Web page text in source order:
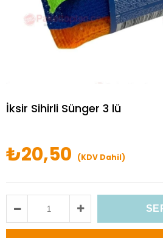
İksir Sihirli Sünger 3 lü
₺20,50 (KDV Dahil)